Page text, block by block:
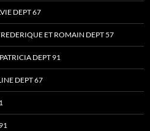
DEPT 67
ET ROMAIN DEPT 57
DEPT 91
DEPT 67